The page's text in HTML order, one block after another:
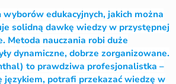
wyborów edukacyjnych, jakich można
solidną dawkę wiedzy w przystępnej
Metoda nauczania robi duże
dynamiczne, dobrze zorganizowane.
to prawdziwa profesjonalistka –
językiem, potrafi przekazać wiedzę w